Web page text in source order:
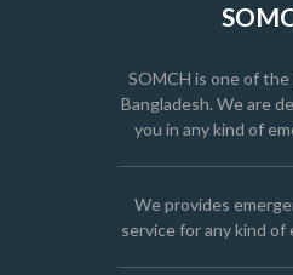
SOMCH is one of
Bangladesh. We are
you in any kind of
We provides
service for any kind of